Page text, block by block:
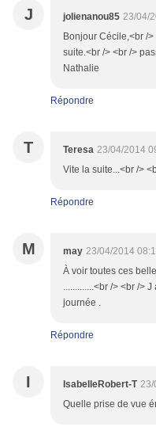
J jolienanou85 23/04/
Bonjour Cécile,<br /
suite.<br /> <br />
Nathalie
Répondre
T Teresa 23/04/2014
Vite la suite...<br />
Répondre
M may 23/04/2014
À voir toutes ces
.............<br /> <br />
journée .
Répondre
I IsabelleRobert-T 23/
Quelle prise de vue